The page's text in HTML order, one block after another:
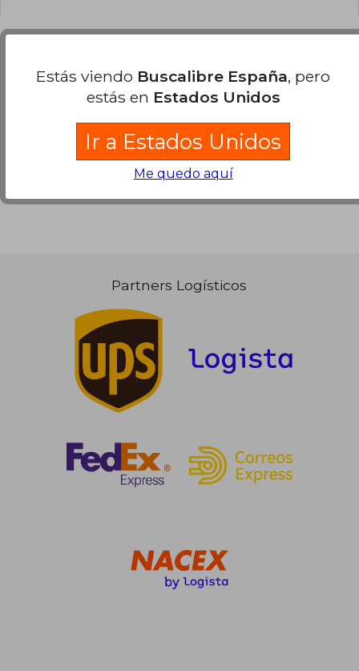
Opiniones sobre Buscalibre
Ver más opiniones de clientes
Partners Logísticos
Estás viendo Buscalibre España, pero
estás en Estados Unidos
Ir a Estados Unidos
Me quedo aquí